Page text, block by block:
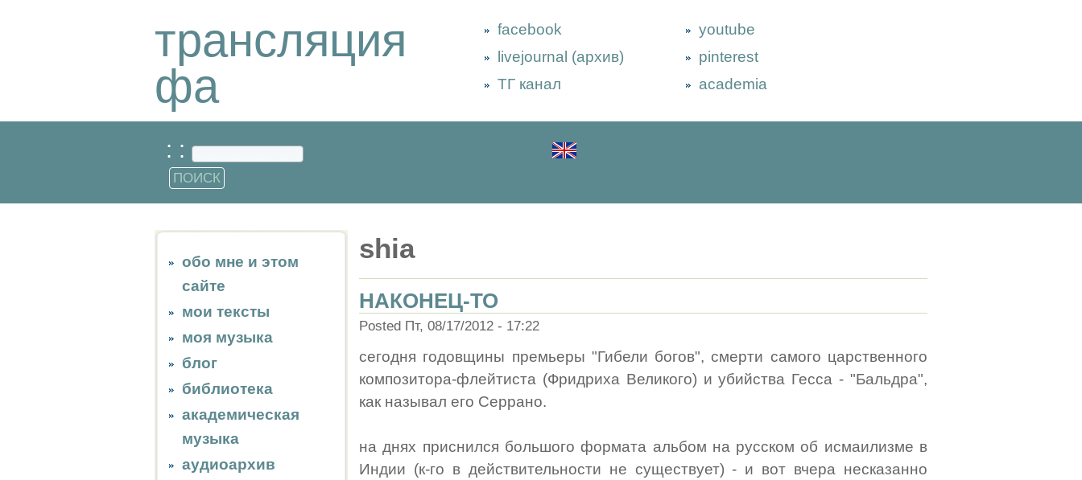
трансляция
фа
facebook
livejournal (архив)
ТГ канал
youtube
pinterest
academia
: :
обо мне и этом
сайте
мои тексты
моя музыка
блог
библиотека
академическая
музыка
аудиоархив
shia
НАКОНЕЦ-ТО
Posted Пт, 08/17/2012 - 17:22
сегодня годовщины премьеры "Гибели богов", смерти самого царственного
композитора-флейтиста (Фридриха Великого) и убийства Гесса - "Бальдра",
как называл его Серрано.
на днях приснился большого формата альбом на русском об исмаилизме в
Индии (к-го в действительности не существует) - и вот вчера несказанно